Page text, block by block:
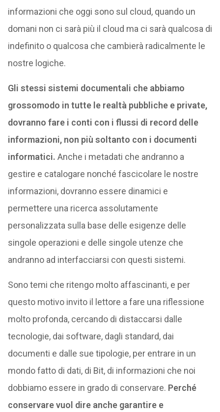
informazioni che oggi sono sul cloud, quando un
domani non ci sarà più il cloud ma ci sarà qualcosa di
indefinito o qualcosa che cambierà radicalmente le
nostre logiche.
Gli stessi sistemi documentali che abbiamo
grossomodo in tutte le realtà pubbliche e private,
dovranno fare i conti con i flussi di record delle
informazioni, non più soltanto con i documenti
informatici. Anche i metadati che andranno a
gestire e catalogare nonché fascicolare le nostre
informazioni, dovranno essere dinamici e
permettere una ricerca assolutamente
personalizzata sulla base delle esigenze delle
singole operazioni e delle singole utenze che
andranno ad interfacciarsi con questi sistemi.
Sono temi che ritengo molto affascinanti, e per
questo motivo invito il lettore a fare una riflessione
molto profonda, cercando di distaccarsi dalle
tecnologie, dai software, dagli standard, dai
documenti e dalle sue tipologie, per entrare in un
mondo fatto di dati, di Bit, di informazioni che noi
dobbiamo essere in grado di conservare. Perché
conservare vuol dire anche garantire e